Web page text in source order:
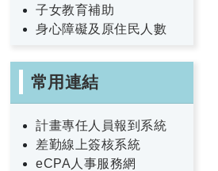
子女教育補助
身心障礙及原住民人數
常用連結
計畫專任人員報到系統
差勤線上簽核系統
eCPA人事服務網